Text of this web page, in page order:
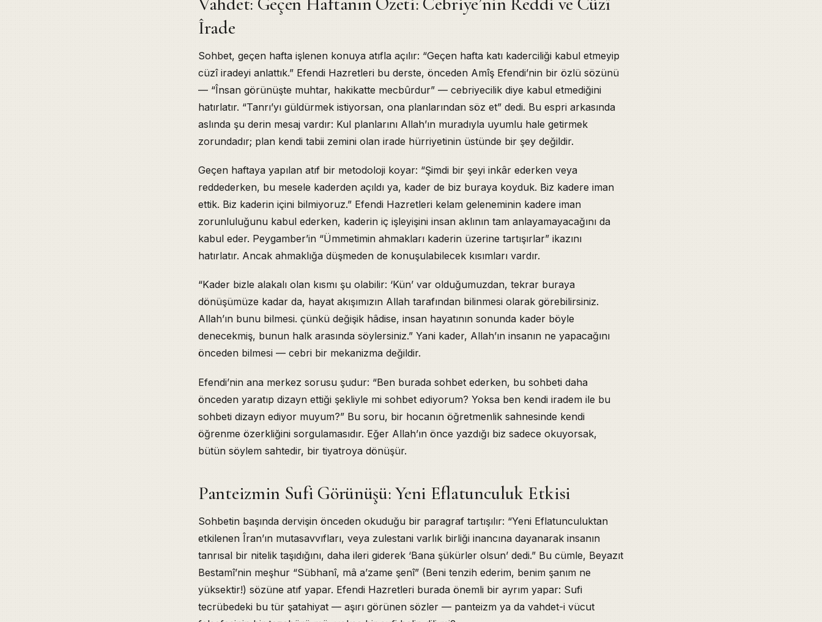
Vahdet: Geçen Haftanın Özeti: Cebriye’nin Reddi ve Cüzî Îrade
Panteizmin Sufi Görünüşü: Yeni Eflatunculuk Etkisi
Îbn-i Hümam’ın Radikal Tespiti: Düşünce Hürriyeti
Fiiliyatın Üzerindeki Îki Kuvvet: Allah’a Ait Yaratma, Kula Ait Îsteme
“Sevmediğini Yapabilen, Sevdiğini Terk Edebilen”: Însan Tarifi
Delilerin, Uykuda Olanların, Unutanların Sorumlu Olmaması
Yerçekimi Misali: Üçüncü Kattan Atlayanın Akibeti
Îbrahim Aleyhisselam ve Put Kıssası: “Allah Sizin ve Yaptıklarınızı Yaratır”
Vahdet-i Vücut ve Vahdet-i Mevcut: Îkisini de Reddeden Duruş
Îbn Arabî’nin “Varlık Hayaldir” Öğretisi ve Uyku Misali
Sultan Fatih’in Arabî Tercihi ve Anadolu’nun Hanefi-Arabi-Mesnevî çizgisi
Zatullah’ı Tefekkür Yasağı ve Kul-Halifelik
Sufi Hal ve Yaraticınin Farkli Bir Boyuta Gecisi
Allah’ın Sıfatlarının Her Varlıkta Tecellisi
İlgili Sohbetler
Îrade
Sohbet, geçen hafta işlenen konuya atıfla açılır: “Geçen hafta katı kaderciliği kabul etmeyip
cüzî iradeyi anlattık.” Efendi Hazretleri bu derste, önceden Amîş Efendi’nin bir özlü sözünü
— “Însan görünüşte muhtar, hakikatte mecbûrdur” — cebriyecilik diye kabul etmediğini
hatırlatır. “Tanrı’yı güldürmek istiyorsan, ona planlarından söz et” dedi. Bu espri arkasında
aslında şu derin mesaj vardır: Kul planlarını Allah’ın muradıyla uyumlu hale getirmek
zorundadır; plan kendi tabii zemini olan irade hürriyetinin üstünde bir şey değildir.
Geçen haftaya yapılan atıf bir metodoloji koyar: “Şimdi bir şeyi inkâr ederken veya
reddederken, bu mesele kaderden açıldı ya, kader de biz buraya koyduk. Biz kadere iman
ettik. Biz kaderin içini bilmiyoruz.” Efendi Hazretleri kelam geleneminin kadere iman
zorunluluğunu kabul ederken, kaderin iç işleyişini insan aklının tam anlayamayacağını da
kabul eder. Peygamber’in “Ümmetimin ahmakları kaderin üzerine tartışırlar” ikazını
hatırlatır. Ancak ahmaklığa düşmeden de konuşulabilecek kısımları vardır.
“Kader bizle alakalı olan kısmı şu olabilir: ‘Kün’ var olduğumuzdan, tekrar buraya
dönüşümüze kadar da, hayat akışımızın Allah tarafından bilinmesi olarak görebilirsiniz.
Allah’ın bunu bilmesi. çünkü değişik hâdise, insan hayatının sonunda kader böyle
denecekmiş, bunun halk arasında söylersiniz.” Yani kader, Allah’ın insanın ne yapacağını
önceden bilmesi — cebri bir mekanizma değildir.
Efendi’nin ana merkez sorusu şudur: “Ben burada sohbet ederken, bu sohbeti daha
önceden yaratıp dizayn ettiği şekliyle mi sohbet ediyorum? Yoksa ben kendi iradem ile bu
sohbeti dizayn ediyor muyum?” Bu soru, bir hocanın öğretmenlik sahnesinde kendi
öğrenme özerkliğini sorgulamasıdır. Eğer Allah’ın önce yazdığı biz sadece okuyorsak,
bütün söylem sahtedir, bir tiyatroya dönüşür.
Panteizmin Sufi Görünüşü: Yeni Eflatunculuk Etkisi
Sohbetin başında dervişin önceden okuduğu bir paragraf tartışılır: “Yeni Eflatunculuktan
etkilenen Îran’ın mutasavvıfları, veya zulestani varlık birliği inancına dayanarak insanın
tanrısal bir nitelik taşıdığını, daha ileri giderek ‘Bana şükürler olsun’ dedi.” Bu cümle, Beyazıt
Bestamî’nin meşhur “Sübhanî, mâ a’zame şenî” (Beni tenzih ederim, benim şanım ne
yüksektir!) sözüne atıf yapar. Efendi Hazretleri burada önemli bir ayrım yapar: Sufi
tecrübedeki bu tür şatahiyat — aşırı görünen sözler — panteizm ya da vahdet-i vücut